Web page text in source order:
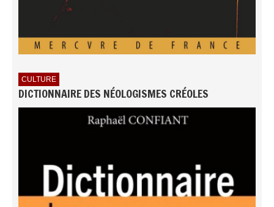
CULTURE
DICTIONNAIRE DES NÉOLOGISMES CRÉOLES